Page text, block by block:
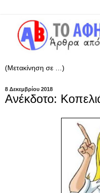
8 Δεκεμβρίου 2018
Ανέκδοτο: